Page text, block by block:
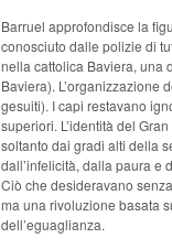
Barruel approfondisce la
conosciuto dalle polizie di
nella cattolica Baviera, una
Baviera). L’organizzazione
gesuiti). I capi restavano
superiori. L’identità del
soltanto dai gradi alti della
dall’infelicità, dalla paura e
Ciò che desideravano
ma una rivoluzione basata
dell’eguaglianza.